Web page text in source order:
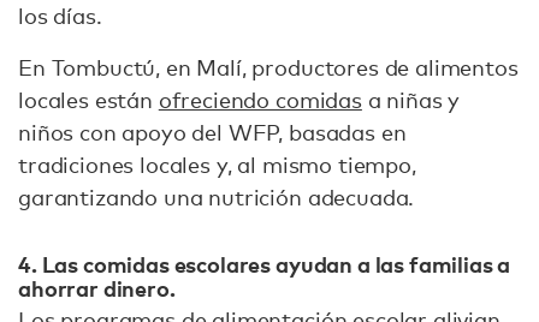
los días.
En Tombuctú, en Malí, productores de alimentos
locales están ofreciendo comidasa niñas y
niños con apoyo del WFP, basadas en
tradiciones locales y, al mismo tiempo,
garantizando una nutrición adecuada.
4. Las comidas escolares ayudan a las familias a
ahorrar dinero.